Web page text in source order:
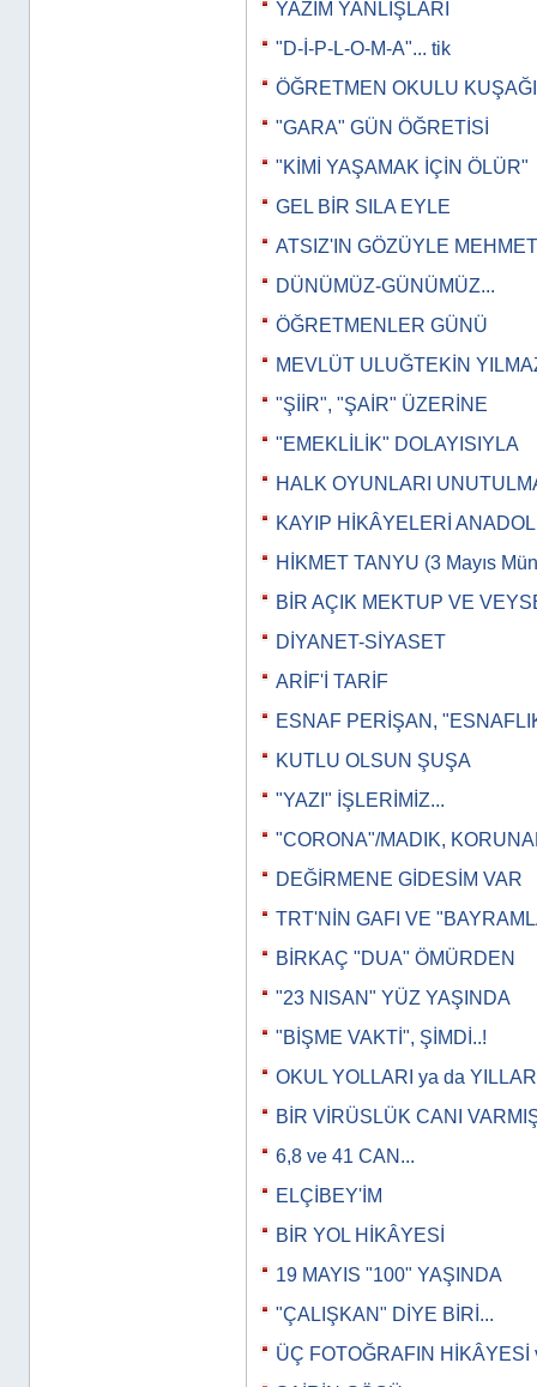
YAZIM YANLIŞLARI
"D-İ-P-L-O-M-A"... tik
ÖĞRETMEN OKULU KUŞAĞI
"GARA" GÜN ÖĞRETİSİ
"KİMİ YAŞAMAK İÇİN ÖLÜR"
GEL BİR SILA EYLE
ATSIZ'IN GÖZÜYLE
DÜNÜMÜZ-GÜNÜMÜZ...
ÖĞRETMENLER GÜNÜ
MEVLÜT ULUĞTEKİN
"ŞİİR", "ŞAİR" ÜZERİNE
"EMEKLİLİK" DOLAYISIYLA
HALK OYUNLARI
KAYIP HİKÂYELERİ
HİKMET TANYU (3 Mayıs
BİR AÇIK MEKTUP VE
DİYANET-SİYASET
ARİF'İ TARİF
ESNAF PERİŞAN,
KUTLU OLSUN ŞUŞA
"YAZI" İŞLERİMİZ...
"CORONA"/MADIK,
DEĞİRMENE GİDESİM VAR
TRT'NİN GAFI VE
BİRKAÇ "DUA" ÖMÜRDEN
"23 NISAN" YÜZ YAŞINDA
"BİŞME VAKTİ", ŞİMDİ..!
OKUL YOLLARI ya da
BİR VİRÜSLÜK CANI
6,8 ve 41 CAN...
ELÇİBEY'İM
BİR YOL HİKÂYESİ
19 MAYIS "100" YAŞINDA
"ÇALIŞKAN" DİYE BİRİ...
ÜÇ FOTOĞRAFIN HİKÂYESİ